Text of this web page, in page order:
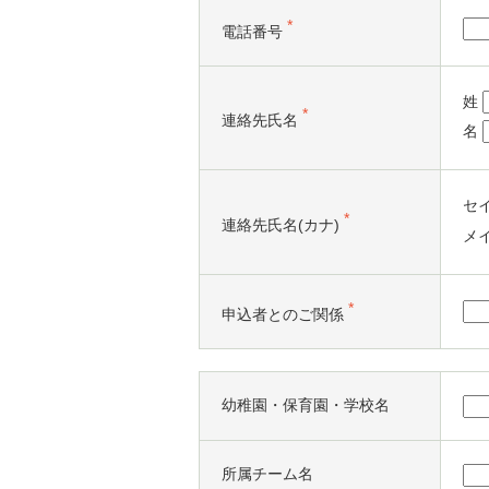
電話番号 *
連絡先氏名 *
姓
名
連絡先氏名(カナ) *
セ
メ
申込者とのご関係 *
幼稚園・保育園・学校名
所属チーム名